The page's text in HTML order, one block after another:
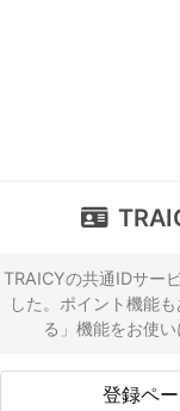
TRAICYの共通IDサー
した。ポイント機能
る」機能をお使い
登録ペ